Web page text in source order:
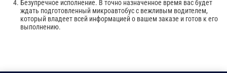
Безупречное исполнение. В точно назначенное время вас будет
ждать подготовленный микроавтобус с вежливым водителем,
который владеет всей информацией о вашем заказе и готов к его
выполнению.